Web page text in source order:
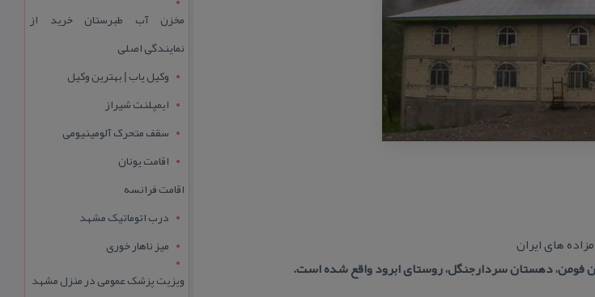
های ایران
دهستان سردارجنگل، روستای ابرود واقع شده است.
مخزن آب طبرستان خرید از
نمایندگی اصلی
وکیل یاب | بهترین وکیل
ایمپلنت شیراز
سقف متحرک آلومینیومی
اقامت یونان
اقامت فرانسه
درب اتوماتیک مشهد
میز ناهار خوری
ویزیت پزشک عمومی در منزل مشهد